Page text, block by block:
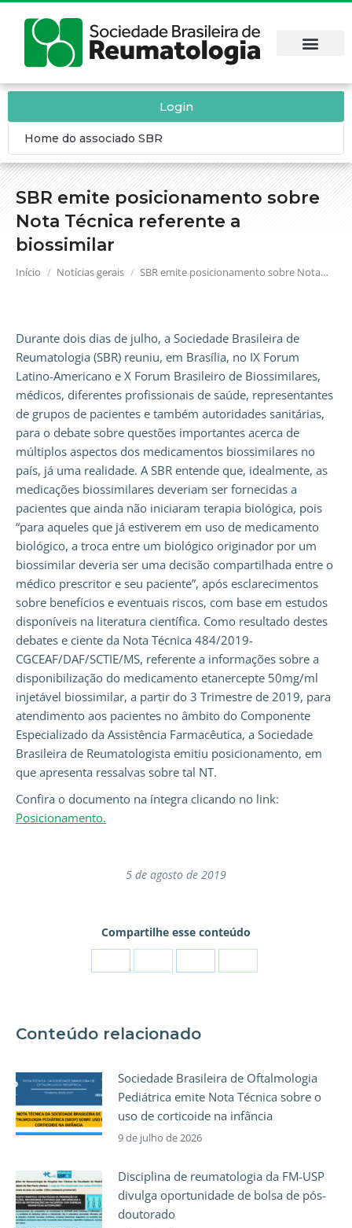
SBR emite posicionamento sobre
Nota Técnica referente a
biossimilar
Você está aqui:
Início Notícias gerais SBR emite posicionamento sobre Nota…
Login
Home do associado SBR
Durante dois dias de julho, a Sociedade Brasileira de
Reumatologia (SBR) reuniu, em Brasília, no IX Forum
Latino-Americano e X Forum Brasileiro de Biossimilares,
médicos, diferentes profissionais de saúde, representantes
de grupos de pacientes e também autoridades sanitárias,
para o debate sobre questões importantes acerca de
múltiplos aspectos dos medicamentos biossimilares no
país, já uma realidade. A SBR entende que, idealmente, as
medicações biossimilares deveriam ser fornecidas a
pacientes que ainda não iniciaram terapia biológica, pois
“para aqueles que já estiverem em uso de medicamento
biológico, a troca entre um biológico originador por um
biossimilar deveria ser uma decisão compartilhada entre o
médico prescritor e seu paciente”, após esclarecimentos
sobre benefícios e eventuais riscos, com base em estudos
disponíveis na literatura científica. Como resultado destes
debates e ciente da Nota Técnica 484/2019-
CGCEAF/DAF/SCTIE/MS, referente a informações sobre a
disponibilização do medicamento etanercepte 50mg/ml
injetável biossimilar, a partir do 3 Trimestre de 2019, para
atendimento aos pacientes no âmbito do Componente
Especializado da Assistência Farmacêutica, a Sociedade
Brasileira de Reumatologista emitiu posicionamento, em
que apresenta ressalvas sobre tal NT.
Confira o documento na íntegra clicando no link:
Posicionamento.
5 de agosto de 2019
Compartilhe esse conteúdo
Conteúdo relacionado
Sociedade Brasileira de Oftalmologia
Pediátrica emite Nota Técnica sobre o
uso de corticoide na infância
9 de julho de 2026
Disciplina de reumatologia da FM-USP
divulga oportunidade de bolsa de pós-
doutorado